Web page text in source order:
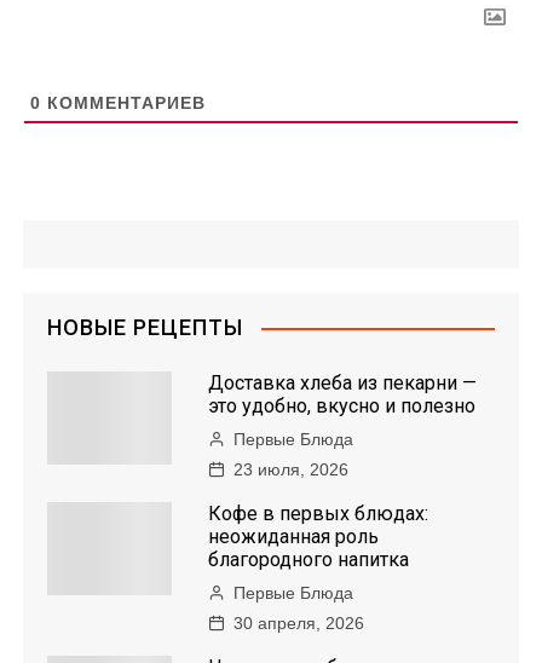
0 КОММЕНТАРИЕВ
НОВЫЕ РЕЦЕПТЫ
Доставка хлеба из пекарни —
это удобно, вкусно и полезно
Первые Блюда
23 июля, 2026
Кофе в первых блюдах:
неожиданная роль
благородного напитка
Первые Блюда
30 апреля, 2026